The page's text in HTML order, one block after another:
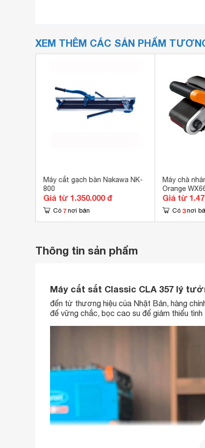
XEM THÊM CÁC SẢN PHẨM
Máy cắt gạch bàn Nakawa NK-
800
Giá từ 1.350.000 đ
Có 7 nơi bán
Máy chà
Orange
Giá từ
Có 3 nơi
Thông tin sản phẩm
Máy cắt sắt Classic CLA 357 lý
đến từ thương hiệu của Nhật Bản, hàng
đế vững chắc, bọc cao su để giảm thiểu